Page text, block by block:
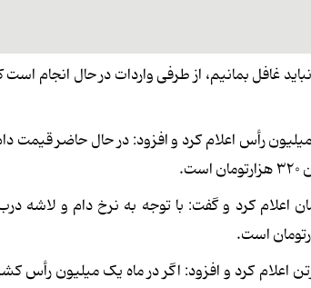
غافل بمانیم، از طرفی واردات در حال انجام
وی جمعیت دام سبک را ۶۲ میلیون رأس و دام سنگین ۸ تا ۹ میلیون رأس اعلام کرد و
هر کیلو لاشه گوسفند و گوساله را ۶۵۰ هزارتومان اعلام کرد و گفت: با توجه به
مسئول نیاز ماهانه گوشت قرمز کشور را ۸۰ تا ۸۵ هزارتن اعلام کرد و افزود: اگر در ماه